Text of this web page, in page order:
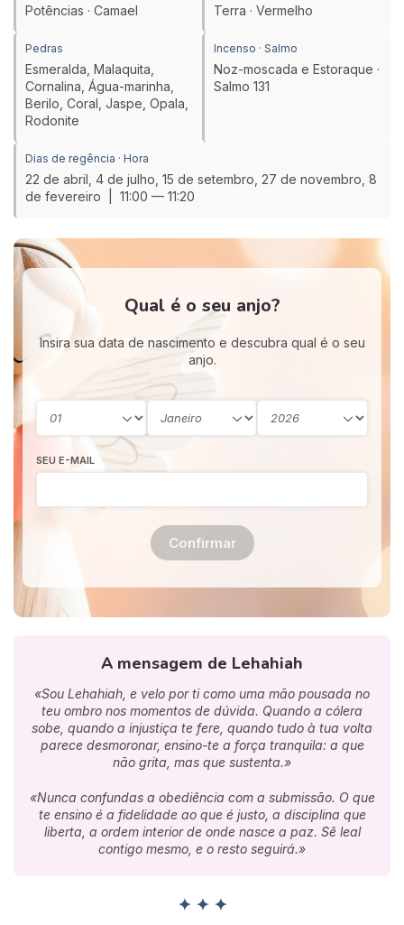
Potências · Camael Terra · Vermelho
Pedras
Esmeralda, Malaquita,
Cornalina, Água-marinha,
Berilo, Coral, Jaspe, Opala,
Rodonite
Incenso · Salmo
Noz-moscada e Estoraque ·
Salmo 131
Dias de regência · Hora
22 de abril, 4 de julho, 15 de setembro, 27 de novembro, 8
de fevereiro | 11:00 — 11:20
Qual é o seu anjo?
Insira sua data de nascimento e descubra qual é o seu
anjo.
SEU E-MAIL
Confirmar
A mensagem de Lehahiah
«Sou Lehahiah, e velo por ti como uma mão pousada no
teu ombro nos momentos de dúvida. Quando a cólera
sobe, quando a injustiça te fere, quando tudo à tua volta
parece desmoronar, ensino-te a força tranquila: a que
não grita, mas que sustenta.»
«Nunca confundas a obediência com a submissão. O que
te ensino é a fidelidade ao que é justo, a disciplina que
liberta, a ordem interior de onde nasce a paz. Sê leal
contigo mesmo, e o resto seguirá.»
✦ ✦ ✦